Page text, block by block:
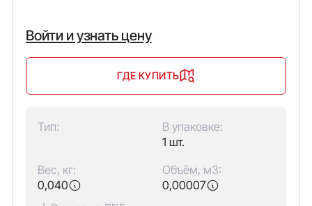
Войти и узнать цену
ГДЕ КУПИТЬ
Тип:
В упаковке:
1 шт.
Вес, кг:
0,040
Объём, м3:
0,00007